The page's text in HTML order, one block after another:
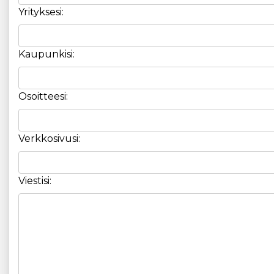
Yrityksesi:
Kaupunkisi:
Osoitteesi:
Verkkosivusi:
Viestisi: